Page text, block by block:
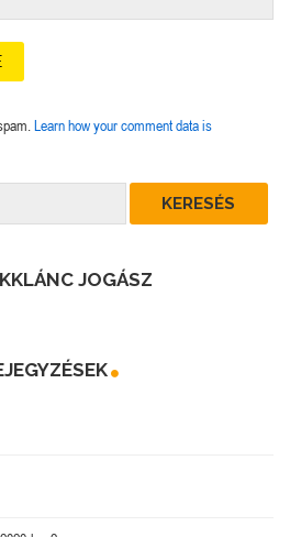
Learn how your comment data is
JOGÁSZ